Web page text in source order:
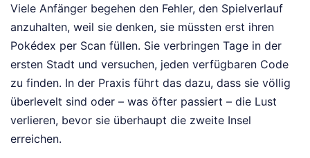
Viele Anfänger begehen den Fehler, den Spielverlauf
anzuhalten, weil sie denken, sie müssten erst ihren
Pokédex per Scan füllen. Sie verbringen Tage in der
ersten Stadt und versuchen, jeden verfügbaren Code
zu finden. In der Praxis führt das dazu, dass sie völlig
überlevelt sind oder – was öfter passiert – die Lust
verlieren, bevor sie überhaupt die zweite Insel
erreichen.